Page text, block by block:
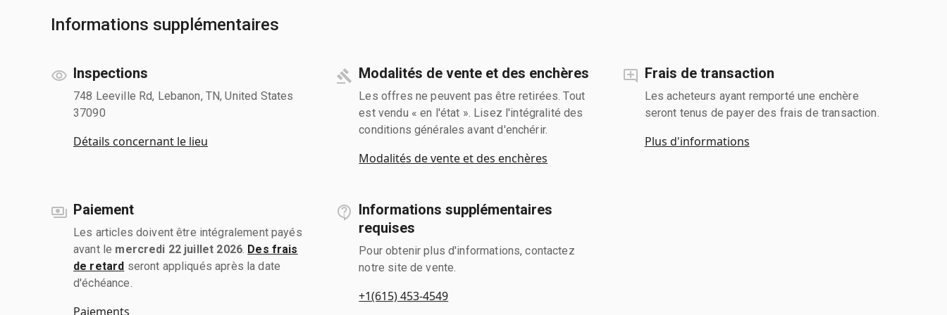
Informations supplémentaires
Inspections
748 Leeville Rd, Lebanon, TN, United States
37090
Détails concernant le lieu
Modalités de vente et des enchères
Les offres ne peuvent pas être retirées. Tout
est vendu « en l'état ». Lisez l'intégralité des
conditions générales avant d'enchérir.
Modalités de vente et des enchères
Frais de transaction
Les acheteurs ayant remporté une enchère
seront tenus de payer des frais de transaction.
Plus d'informations
Paiement
Les articles doivent être intégralement payés
avant le mercredi 22 juillet 2026. Des frais
de retard seront appliqués après la date
d'échéance.
Paiements
Informations supplémentaires
requises
Pour obtenir plus d'informations, contactez
notre site de vente.
+1(615) 453-4549